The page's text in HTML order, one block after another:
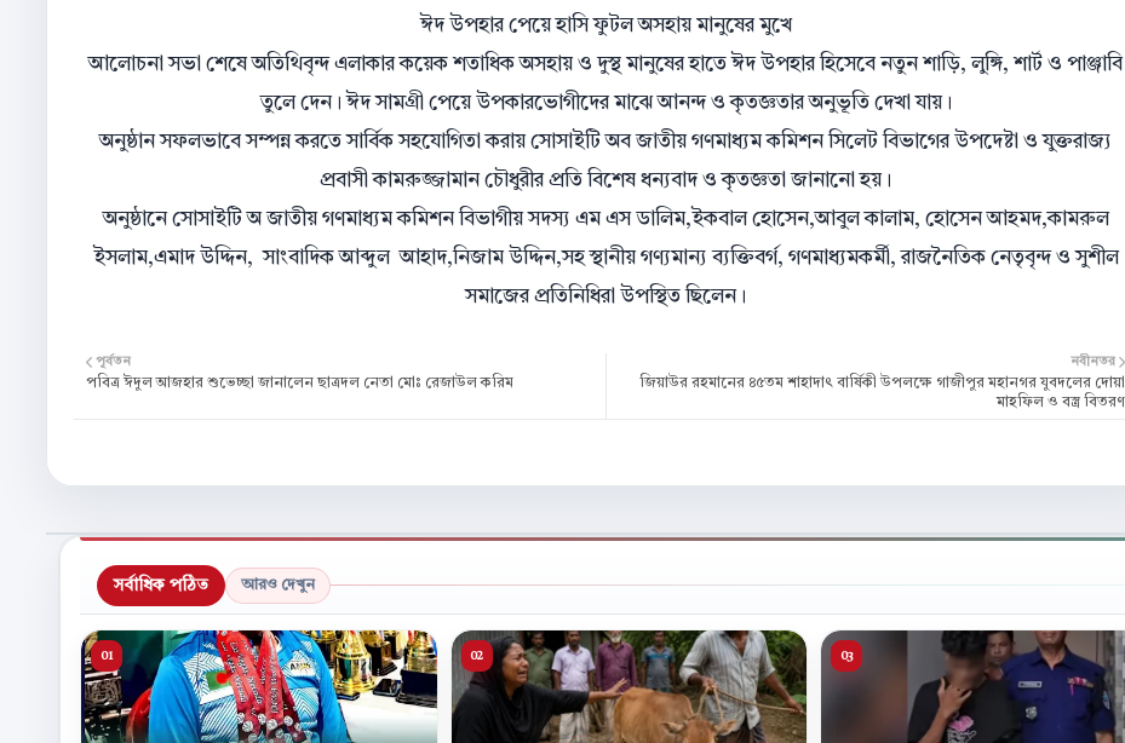
ঈদ উপহার পেয়ে হাসি ফুটল অসহায় মানুষের মুখে
আলোচনা সভা শেষে অতিথিবৃন্দ এলাকার কয়েক শতাধিক অসহায় ও দুস্থ মানুষের হাতে ঈদ উপহার হিসেবে নতুন শাড়ি, লুঙ্গি, শার্ট ও পাঞ্জাবি
তুলে দেন। ঈদ সামগ্রী পেয়ে উপকারভোগীদের মাঝে আনন্দ ও কৃতজ্ঞতার অনুভূতি দেখা যায়।
অনুষ্ঠান সফলভাবে সম্পন্ন করতে সার্বিক সহযোগিতা করায় সোসাইটি অব জাতীয় গণমাধ্যম কমিশন সিলেট বিভাগের উপদেষ্টা ও যুক্তরাজ্য
প্রবাসী কামরুজ্জামান চৌধুরীর প্রতি বিশেষ ধন্যবাদ ও কৃতজ্ঞতা জানানো হয়।
অনুষ্ঠানে সোসাইটি অ জাতীয় গণমাধ্যম কমিশন বিভাগীয় সদস্য এম এস ডালিম,ইকবাল হোসেন,আবুল কালাম, হোসেন আহমদ,কামরুল
ইসলাম,এমাদ উদ্দিন, সাংবাদিক আব্দুল আহাদ,নিজাম উদ্দিন,সহ স্থানীয় গণ্যমান্য ব্যক্তিবর্গ, গণমাধ্যমকর্মী, রাজনৈতিক নেতৃবৃন্দ ও সুশীল
সমাজের প্রতিনিধিরা উপস্থিত ছিলেন।
নবীনতর
জিয়াউর রহমানের ৪৫তম শাহাদাৎ বার্ষিকী উপলক্ষে গাজীপুর মহানগর যুবদলের দোয়া
মাহফিল ও বস্ত্র বিতরণ
পূর্বতন
পবিত্র ঈদুল আজহার শুভেচ্ছা জানালেন ছাত্রদল নেতা মোঃ রেজাউল করিম
সর্বাধিক পঠিত আরও দেখুন